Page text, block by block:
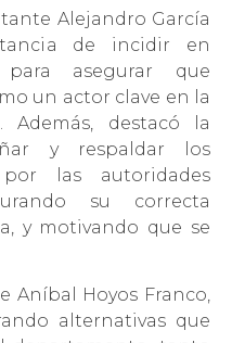
Alejandro García
de incidir en
para asegurar que
un actor clave en la
Además, destacó la
y respaldar los
las autoridades
su correcta
y motivando que se
Aníbal Hoyos Franco,
alternativas que